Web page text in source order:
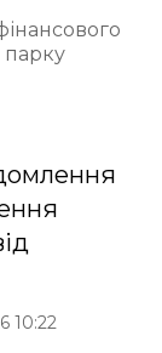
парку
10:22